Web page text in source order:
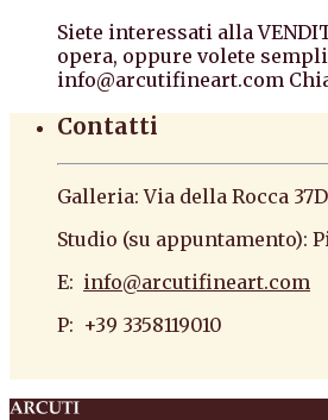
Siete interessati alla
opera, oppure volete
info@arcutifineart.com
Contatti
Galleria: Via della Rocca
Studio (su appuntamento):
E: info@arcutifineart.com
P: +39 3358119010